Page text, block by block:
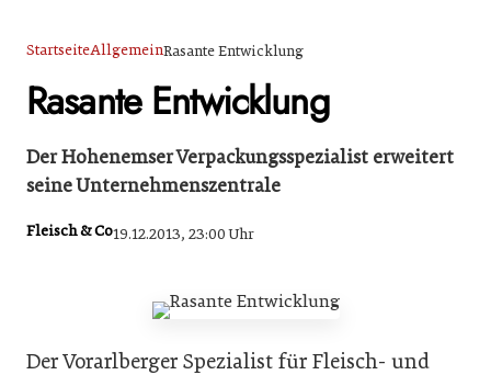
StartseiteAllgemeinRasante Entwicklung
Rasante Entwicklung
Der Hohenemser Verpackungsspezialist erweitert
seine Unternehmenszentrale
Fleisch & Co19.12.2013, 23:00 Uhr
Der Vorarlberger Spezialist für Fleisch- und